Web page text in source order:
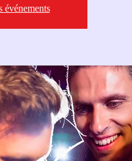
événements